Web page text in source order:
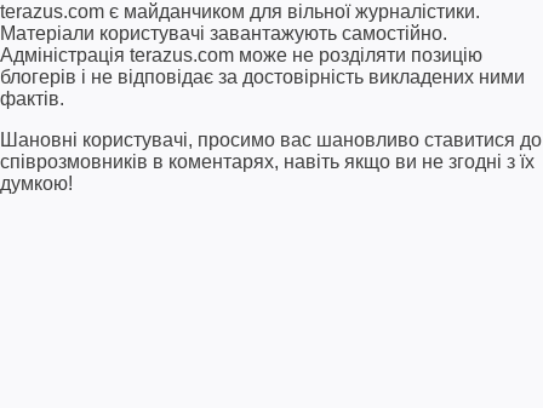
terazus.com є майданчиком для вільної журналістики.
Матеріали користувачі завантажують самостійно.
Адміністрація terazus.com може не розділяти позицію
блогерів і не відповідає за достовірність викладених ними
фактів.
Шановні користувачі, просимо вас шановливо ставитися до
співрозмовників в коментарях, навіть якщо ви не згодні з їх
думкою!